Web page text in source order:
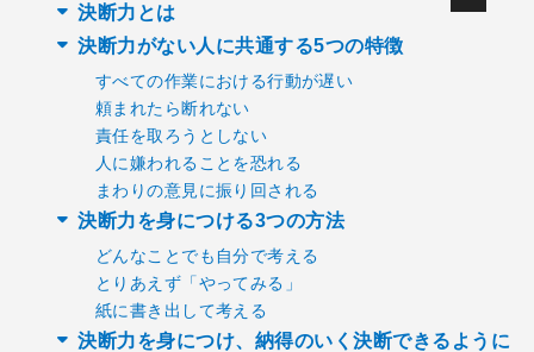
決断力とは
決断力がない人に共通する5つの特徴
すべての作業における行動が遅い
頼まれたら断れない
責任を取ろうとしない
人に嫌われることを恐れる
まわりの意見に振り回される
決断力を身につける3つの方法
どんなことでも自分で考える
とりあえず「やってみる」
紙に書き出して考える
決断力を身につけ、納得のいく決断できるように